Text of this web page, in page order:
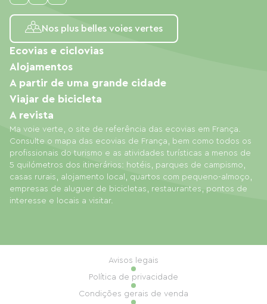
Nos plus belles voies vertes
Ma voie verte, o site de referência das ecovias em França.
Consulte o mapa das ecovias de França, bem como todos os
profissionais do turismo e as atividades turísticas a menos de
5 quilómetros dos itinerários: hotéis, parques de campismo,
casas rurais, alojamento local, quartos com pequeno-almoço,
empresas de aluguer de bicicletas, restaurantes, pontos de
interesse e locais a visitar.
Ecovias e ciclovias
Alojamentos
A partir de uma grande cidade
Viajar de bicicleta
A revista
Avisos legais
Política de privacidade
Condições gerais de venda